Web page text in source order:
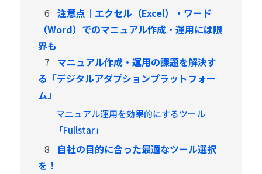
6 注意点｜エクセル（Excel）・ワード
（Word）でのマニュアル作成・運用には限
界も
7
マニュアル作成・運用の課題を解決す
る「デジタルアダプションプラットフォー
ム」
マニュアル運用を効果的にするツール
「Fullstar」
8
自社の目的に合った最適なツール選択
を！